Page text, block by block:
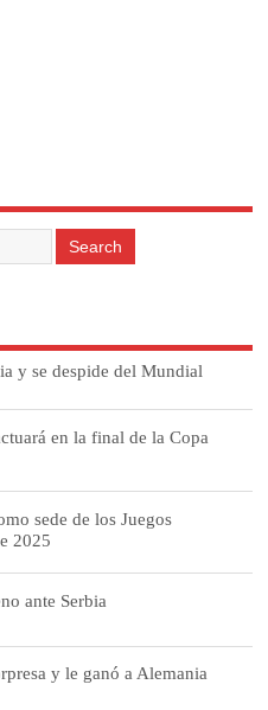
y se despide del Mundial
en la final de la Copa
sede de los Juegos
2025
ante Serbia
y le ganó a Alemania